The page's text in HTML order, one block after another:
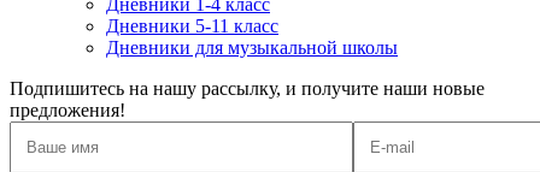
Дневники 1-4 класс
Дневники 5-11 класс
Дневники для музыкальной школы
Подпишитесь на нашу рассылку, и получите наши новые
предложения!